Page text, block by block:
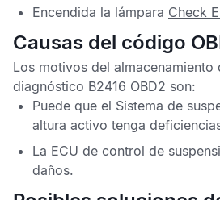
Encendida la lámpara Check
Causas del código
Los motivos del almacenamiento
diagnóstico B2416 OBD2 son:
Puede que el Sistema de
altura activo tenga
La ECU de control de
daños.